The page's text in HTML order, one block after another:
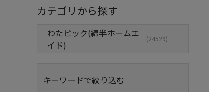
カテゴリから探す
わたピック(綿半ホームエ
イド)
(24529)
キーワードで絞り込む